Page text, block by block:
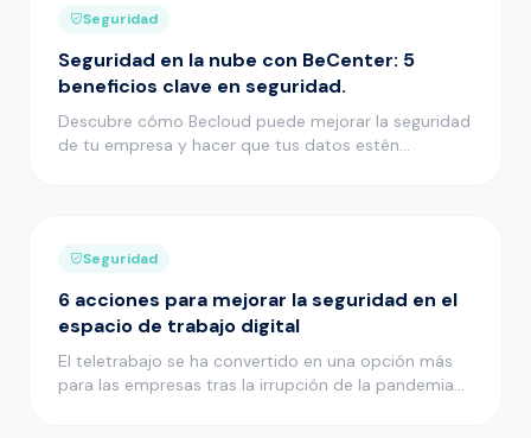
Seguridad
Seguridad en la nube con BeCenter: 5
beneficios clave en seguridad.
Descubre cómo Becloud puede mejorar la seguridad
de tu empresa y hacer que tus datos estén
Seguridad
6 acciones para mejorar la seguridad en el
espacio de trabajo digital
El teletrabajo se ha convertido en una opción más
para las empresas tras la irrupción de la pandemia